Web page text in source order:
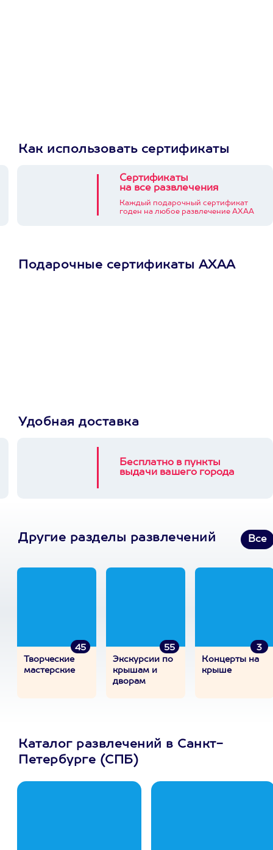
Как использовать сертификаты
Сертификаты
на все развлечения
Каждый подарочный сертификат
годен на любое развлечение АХАА
Подарочные сертификаты АХАА
Удобная доставка
Бесплатно в пункты
выдачи вашего города
Другие разделы развлечений Все
45
Творческие
мастерские
55
Экскурсии по
крышам и
дворам
3
Концерты на
крыше
Каталог развлечений в Санкт-
Петербурге (СПБ)